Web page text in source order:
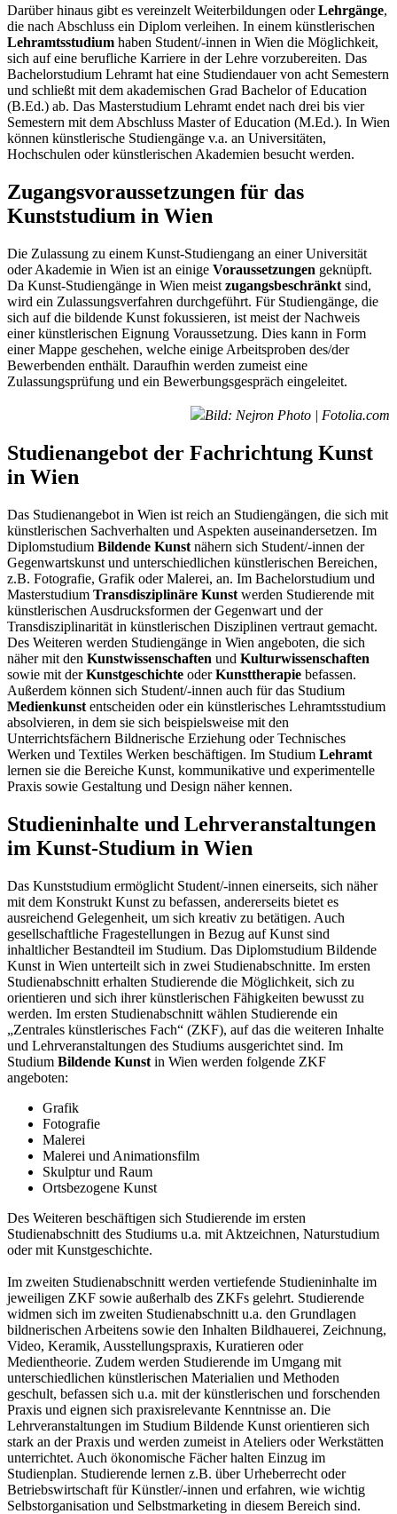
Darüber hinaus gibt es vereinzelt Weiterbildungen oderLehrgänge,
die nach Abschluss ein Diplom verleihen. In einem künstlerischen
Lehramtsstudium haben Student/-innen in Wien die Möglichkeit,
sich auf eine berufliche Karriere in der Lehre vorzubereiten. Das
Bachelorstudium Lehramt hat eine Studiendauer von acht Semestern
und schließt mit dem akademischen Grad Bachelor of Education
(B.Ed.) ab. Das Masterstudium Lehramt endet nach drei bis vier
Semestern mit dem Abschluss Master of Education (M.Ed.). In Wien
können künstlerische Studiengänge v.a. an Universitäten,
Hochschulen oder künstlerischen Akademien besucht werden.
Zugangsvoraussetzungen für das
Kunststudium in Wien
Die Zulassung zu einem Kunst-Studiengang an einer Universität
oder Akademie in Wien ist an einige Voraussetzungen geknüpft.
Da Kunst-Studiengänge in Wien meist zugangsbeschränkt sind,
wird ein Zulassungsverfahren durchgeführt. Für Studiengänge, die
sich auf die bildende Kunst fokussieren, ist meist der Nachweis
einer künstlerischen Eignung Voraussetzung. Dies kann in Form
einer Mappe geschehen, welche einige Arbeitsproben des/der
Bewerbenden enthält. Daraufhin werden zumeist eine
Zulassungsprüfung und ein Bewerbungsgespräch eingeleitet.
Bild: Nejron Photo | Fotolia.com
Studienangebot der Fachrichtung Kunst
in Wien
Das Studienangebot in Wien ist reich an Studiengängen, die sich mit
künstlerischen Sachverhalten und Aspekten auseinandersetzen. Im
Diplomstudium Bildende Kunst nähern sich Student/-innen der
Gegenwartskunst und unterschiedlichen künstlerischen Bereichen,
z.B. Fotografie, Grafik oder Malerei, an. Im Bachelorstudium und
Masterstudium Transdisziplinäre Kunst werden Studierende mit
künstlerischen Ausdrucksformen der Gegenwart und der
Transdisziplinarität in künstlerischen Disziplinen vertraut gemacht.
Des Weiteren werden Studiengänge in Wien angeboten, die sich
näher mit den Kunstwissenschaften und Kulturwissenschaften
sowie mit derKunstgeschichte oderKunsttherapie befassen.
Außerdem können sich Student/-innen auch für das Studium
Medienkunst entscheiden oder ein künstlerisches Lehramtsstudium
absolvieren, in dem sie sich beispielsweise mit den
Unterrichtsfächern Bildnerische Erziehung oder Technisches
Werken und Textiles Werken beschäftigen. Im Studium Lehramt
lernen sie die Bereiche Kunst, kommunikative und experimentelle
Praxis sowie Gestaltung und Design näher kennen.
Studieninhalte und Lehrveranstaltungen
im Kunst-Studium in Wien
Das Kunststudium ermöglicht Student/-innen einerseits, sich näher
mit dem Konstrukt Kunst zu befassen, andererseits bietet es
ausreichend Gelegenheit, um sich kreativ zu betätigen. Auch
gesellschaftliche Fragestellungen in Bezug auf Kunst sind
inhaltlicher Bestandteil im Studium. Das Diplomstudium Bildende
Kunst in Wien unterteilt sich in zwei Studienabschnitte. Im ersten
Studienabschnitt erhalten Studierende die Möglichkeit, sich zu
orientieren und sich ihrer künstlerischen Fähigkeiten bewusst zu
werden. Im ersten Studienabschnitt wählen Studierende ein
„Zentrales künstlerisches Fach“ (ZKF), auf das die weiteren Inhalte
und Lehrveranstaltungen des Studiums ausgerichtet sind. Im
Studium Bildende Kunst in Wien werden folgende ZKF
angeboten:
Grafik
Fotografie
Malerei
Malerei und Animationsfilm
Skulptur und Raum
Ortsbezogene Kunst
Des Weiteren beschäftigen sich Studierende im ersten
Studienabschnitt des Studiums u.a. mit Aktzeichnen, Naturstudium
oder mit Kunstgeschichte.
Im zweiten Studienabschnitt werden vertiefende Studieninhalte im
jeweiligen ZKF sowie außerhalb des ZKFs gelehrt. Studierende
widmen sich im zweiten Studienabschnitt u.a. den Grundlagen
bildnerischen Arbeitens sowie den Inhalten Bildhauerei, Zeichnung,
Video, Keramik, Ausstellungspraxis, Kuratieren oder
Medientheorie. Zudem werden Studierende im Umgang mit
unterschiedlichen künstlerischen Materialien und Methoden
geschult, befassen sich u.a. mit der künstlerischen und forschenden
Praxis und eignen sich praxisrelevante Kenntnisse an. Die
Lehrveranstaltungen im Studium Bildende Kunst orientieren sich
stark an der Praxis und werden zumeist in Ateliers oder Werkstätten
unterrichtet. Auch ökonomische Fächer halten Einzug im
Studienplan. Studierende lernen z.B. über Urheberrecht oder
Betriebswirtschaft für Künstler/-innen und erfahren, wie wichtig
Selbstorganisation und Selbstmarketing in diesem Bereich sind.